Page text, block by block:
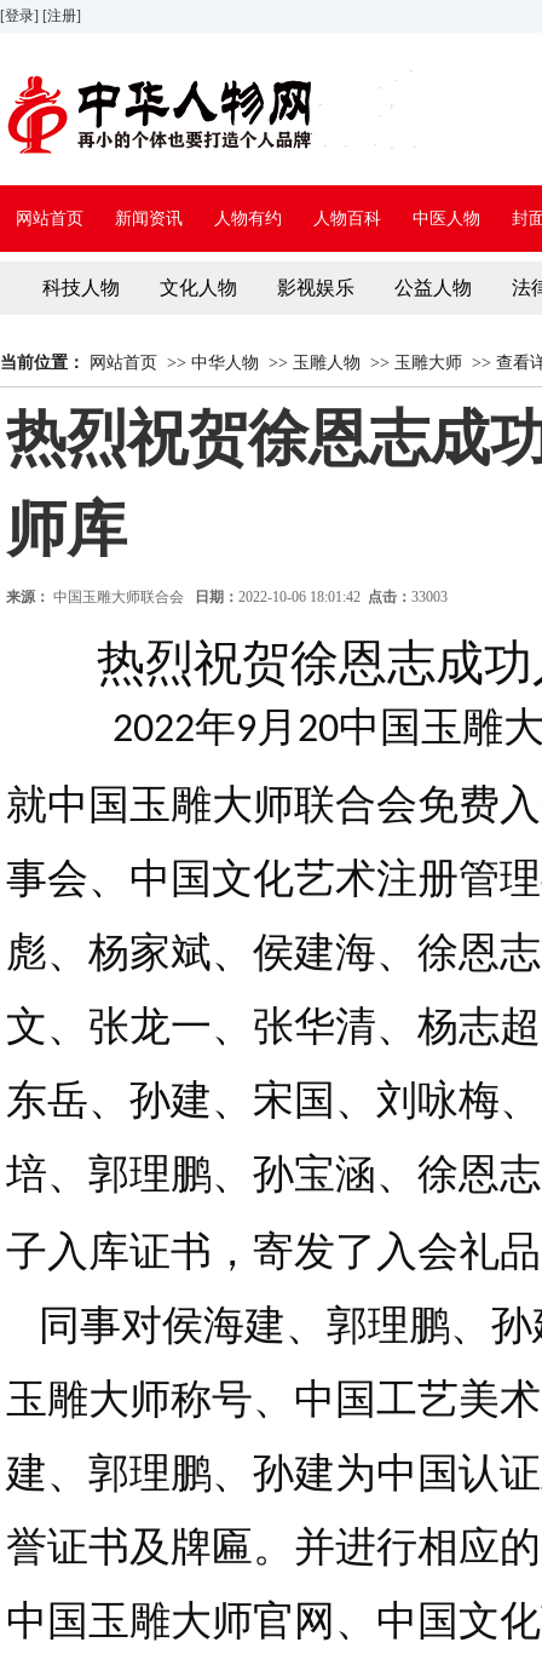
[登录] [注册]
网站首页 新闻资讯 人物有约 人物百科 中医人物 封
科技人物 文化人物 影视娱乐 公益人物 法
当前位置： 网站首页 >> 中华人物 >> 玉雕人物 >> 玉雕大师 >> 查看
热烈祝贺徐恩志成
师库
来源： 中国玉雕大师联合会 日期： 2022-10-06 18:01:42 点击： 33003
热烈祝贺徐恩志成
2022年9 月 20中国玉雕
就中国玉雕大师联合会免费
事会、中国文化艺术注册管
彪、杨家斌、侯建海、徐恩
文、张龙一、张华清、杨志
东岳、孙建、宋国、刘咏梅
培、郭理鹏、孙宝涵、徐恩
子入库证书，寄发了入会礼
同事对侯海建、郭理鹏、
玉雕大师称号、中国工艺美
建、郭理鹏、孙建为中国认
誉证书及牌匾。并进行相应
中国玉雕大师官网、中国文